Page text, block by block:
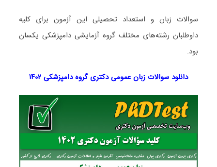
سوالات زبان و استعداد تحصیلی این آزمون برای کلیه
داوطلبان رشته‌های مختلف گروه آزمایشی دامپزشکی یکسان
بود.
دانلود سوالات زبان عمومی دکتری گروه دامپزشکی ۱۴۰۲